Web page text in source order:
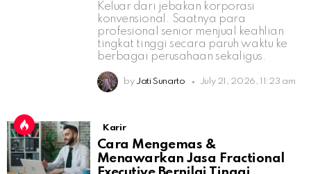
Keluar dari jebakan korporasi
konvensional. Saatnya para
profesional senior menjual keahlian
tingkat tinggi secara paruh waktu ke
berbagai perusahaan sekaligus.
by Jati Sunarto July 21, 2026, 11:23 am
Karir
Cara Mengemas &
Menawarkan Jasa Fractional